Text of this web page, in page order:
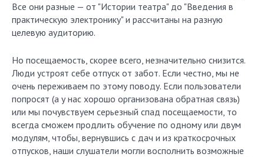
Все они разные — от "Истории театра" до "Введения в
практическую электронику" и рассчитаны на разную
целевую аудиторию.
Но посещаемость, скорее всего, незначительно снизится.
Люди устроят себе отпуск от забот. Если честно, мы не
очень переживаем по этому поводу. Если пользователи
попросят (а у нас хорошо организована обратная связь)
или мы почувствуем серьезный спад посещаемости, то
всегда сможем продлить обучение по одному или двум
модулям, чтобы, вернувшись с дач и из краткосрочных
отпусков, наши слушатели могли восполнить возможные